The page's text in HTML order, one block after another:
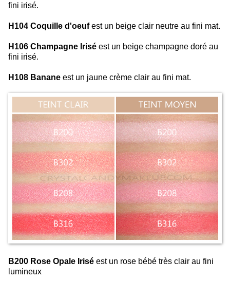
fini irisé.
H104 Coquille d'oeufest un beige clair neutre au fini mat.
H106 Champagne Irisé est un beige champagne doré au
fini irisé.
H108 Banane est un jaune crème clair au fini mat.
B200 Rose Opale Irisé est un rose bébé très clair au fini
lumineux